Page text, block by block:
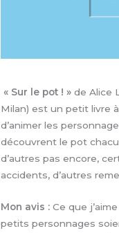
« Sur le pot ! » de Alice
Milan) est un petit livre
d’animer les
découvrent le pot
d’autres pas encore,
accidents, d’autres
Mon avis : Ce que
petits personnages